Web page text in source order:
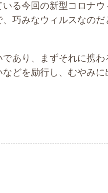
る今回の新型コロナウ
巧みなウィルスなの
あり、まずそれに携わ
どを励行し、むやみに